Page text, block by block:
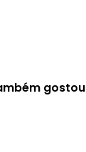
gostou